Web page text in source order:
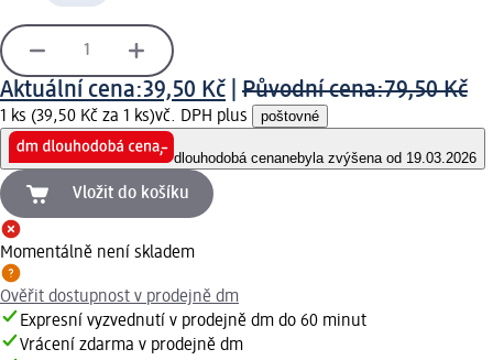
Aktuální cena:39,50 Kč Původní cena:79,50 Kč
1 ks (39,50 Kč za 1 ks)vč. DPH plus poštovné
dlouhodobá cenanebyla zvýšena od 19.03.2026
Vložit do košíku
Momentálně není skladem
Ověřit dostupnost v prodejně dm
Expresní vyzvednutí v prodejně dm do 60 minut
Vrácení zdarma v prodejně dm